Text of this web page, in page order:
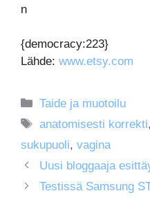
n
{democracy:223}
Lähde: www.etsy.com
Kategoriat
Taide ja muotoilu
Avainsanat
anatomisesti korrekti,
sukupuoli, vagina
Uusi bloggaaja
Testissä Samsung